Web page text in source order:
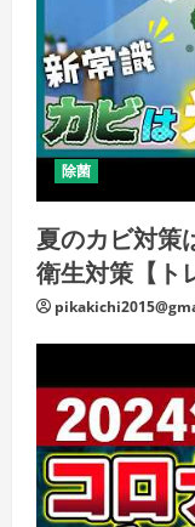
除菌
夏のカビ対策
衛生対策【ト